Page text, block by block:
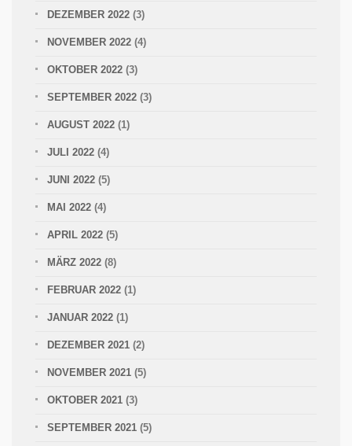
DEZEMBER 2022 (3)
NOVEMBER 2022 (4)
OKTOBER 2022 (3)
SEPTEMBER 2022 (3)
AUGUST 2022 (1)
JULI 2022 (4)
JUNI 2022 (5)
MAI 2022 (4)
APRIL 2022 (5)
MÄRZ 2022 (8)
FEBRUAR 2022 (1)
JANUAR 2022 (1)
DEZEMBER 2021 (2)
NOVEMBER 2021 (5)
OKTOBER 2021 (3)
SEPTEMBER 2021 (5)